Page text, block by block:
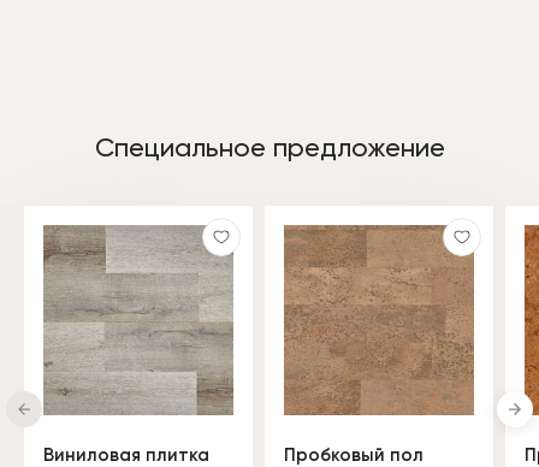
Специальное предложение
Виниловая плитка
Пробковый пол